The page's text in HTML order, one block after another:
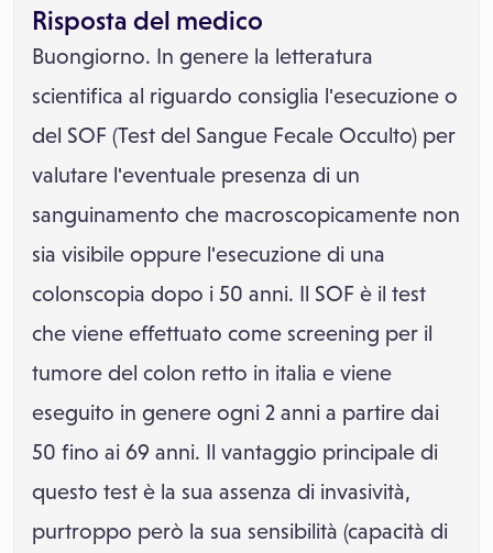
Risposta del medico
Buongiorno. In genere la letteratura
scientifica al riguardo consiglia l'esecuzione o
del SOF (Test del Sangue Fecale Occulto) per
valutare l'eventuale presenza di un
sanguinamento che macroscopicamente non
sia visibile oppure l'esecuzione di una
colonscopia dopo i 50 anni. Il SOF è il test
che viene effettuato come screening per il
tumore del colon retto in italia e viene
eseguito in genere ogni 2 anni a partire dai
50 fino ai 69 anni. Il vantaggio principale di
questo test è la sua assenza di invasività,
purtroppo però la sua sensibilità (capacità di